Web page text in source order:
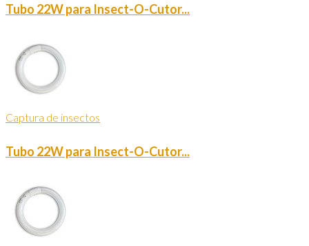
Tubo 22W para Insect-O-Cutor...
Captura de insectos
Tubo 22W para Insect-O-Cutor...